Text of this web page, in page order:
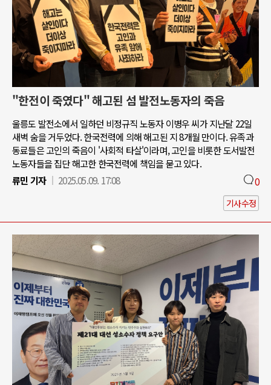
"한전이 죽였다" 해고된 섬 발전노동자의 죽음
울릉도 발전소에서 일하던 비정규직 노동자 이병우 씨가 지난달 22일
새벽 숨을 거두었다. 한국전력에 의해 해고된 지 8개월 만이다. 유족과
동료들은 고인의 죽음이 '사회적 타살'이라며, 고인을 비롯한 도서발전
노동자들을 집단 해고한 한국전력에 책임을 묻고 있다.
류민 기자
2025.05.09. 17:08 0
기사수정